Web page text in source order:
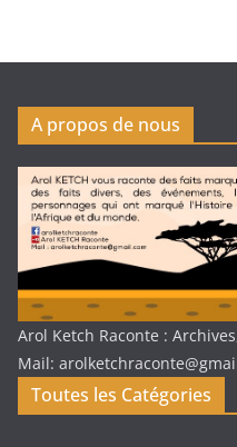
A propos de nous
Arol Ketch Raconte :
Mail:
Toutes les Catégories